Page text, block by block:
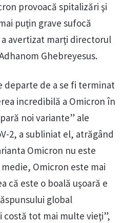
provoacă spitalizări şi
puţin grave sufocă
avertizat marţi directorul
Ghebreyesus.
departe de a se fi terminat
incredibilă a Omicron în
noi variante” ale
2, a subliniat el, atrăgând
Omicron nu este
Omicron este mai
că este o boală uşoară e
global
tot mai multe vieţi”,